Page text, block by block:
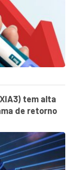
tem alta
de retorno